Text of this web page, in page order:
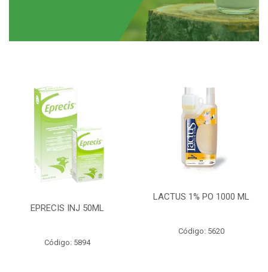
EPRECIS INJ 50ML
Código: 5894
LACTUS 1% PO 1000 ML
Código: 5620